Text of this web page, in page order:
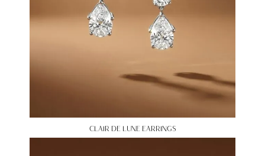
CLAIR DE LUNE EARRINGS